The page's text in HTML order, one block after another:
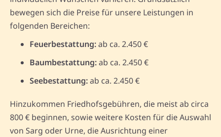
bewegen sich die Preise für unsere Leistungen in
folgenden Bereichen:
Feuerbestattung:ab ca. 2.450 €
Baumbestattung:ab ca. 2.450 €
Seebestattung:ab ca. 2.450 €
Hinzukommen Friedhofsgebühren, die meist ab circa
800 € beginnen, sowie weitere Kosten für die Auswahl
von Sarg oder Urne, die Ausrichtung einer